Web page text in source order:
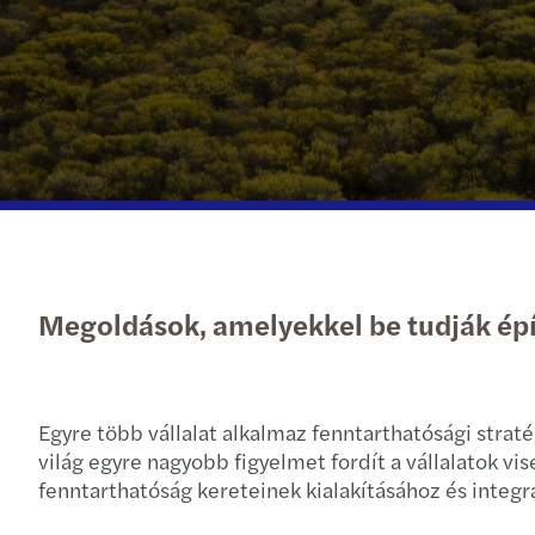
Megoldások, amelyekkel be tudják
Egyre több vállalat alkalmaz fenntarthatósági
világ egyre nagyobb figyelmet fordít a vállalatok
fenntarthatóság kereteinek kialakításához és